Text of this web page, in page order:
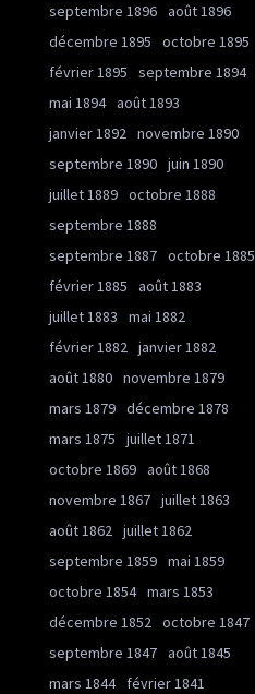
septembre 1896 août 1896
décembre 1895
octobre 1895
février 1895
septembre 1894
mai 1894 août 1893
janvier 1892 novembre 1890
septembre 1890 juin 1890
juillet 1889 octobre 1888
septembre 1888
septembre 1887 octobre 1885
février 1885
août 1883
juillet 1883
mai 1882
février 1882 janvier 1882
août 1880 novembre 1879
mars 1879 décembre 1878
mars 1875
juillet 1871
octobre 1869 août 1868
novembre 1867 juillet 1863
août 1862 juillet 1862
septembre 1859 mai 1859
octobre 1854 mars 1853
décembre 1852 octobre 1847
septembre 1847 août 1845
mars 1844
février 1841